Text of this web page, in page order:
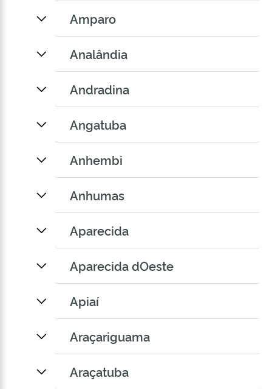
Amparo
Analândia
Andradina
Angatuba
Anhembi
Anhumas
Aparecida
Aparecida dOeste
Apiaí
Araçariguama
Araçatuba